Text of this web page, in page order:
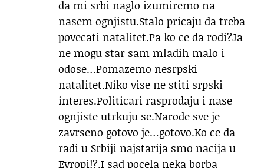
da mi srbi naglo izumiremo na
nasem ognjistu.Stalo pricaju da treba
povecati natalitet.Pa ko ce da rodi?Ja
ne mogu star sam mladih malo i
odose…Pomazemo nesrpski
natalitet.Niko vise ne stiti srpski
interes.Politicari rasprodaju i nase
ognjiste utrkuju se.Narode sve je
zavrseno gotovo je…gotovo.Ko ce da
radi u Srbiji najstarija smo nacija u
Evropi!?.I sad pocela neka borba